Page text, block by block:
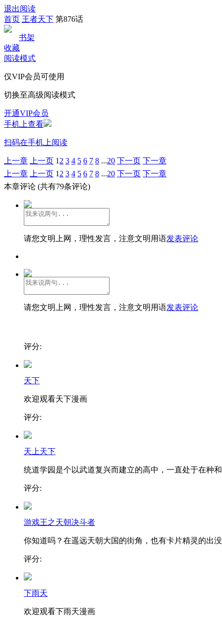
退出阅读
首页 王者天下 第876话
书架
收藏
阅读模式
仅VIP会员可使用
切换至高级阅读模式
开通VIP会员
手机上查看
扫码在手机上阅读
上一章 上一页 1 2 3 4 5 6 7 8 ...20 下一页 下一章
上一章
上一页 1 2 3 4 5 6 7 8 ...20 下一页 下一章
本章评论 (共有79条评论)
请您文明上网，理性发言，注意文明用语发表评论
请您文明上网，理性发言，注意文明用语发表评论
评分:
天下
欢迎观看天下漫画
评分:
天上天下
统道学园是个以武道复兴而建立的高中，一直处于在种
评分:
游戏王之天朝决斗者
你知道吗？在遥远天朝大国的街角，也有卡片精灵的出没
评分:
下雨天
欢迎观看下雨天漫画